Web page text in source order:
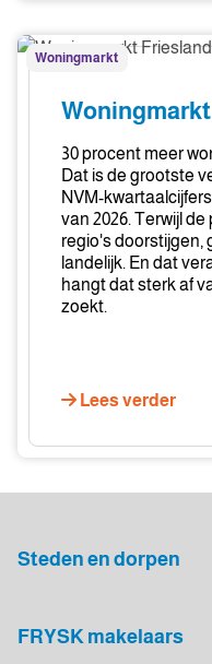
Woningmarkt
Friesland
Woningmarkt
Woningmarkt
30 procent meer
Dat is de grootste
NVM-
van 2026. Terwijl
regio's doorstijgen,
landelijk. En dat
hangt dat sterk af
zoekt.
Lees verder
Steden en dorpen
FRYSK makelaars